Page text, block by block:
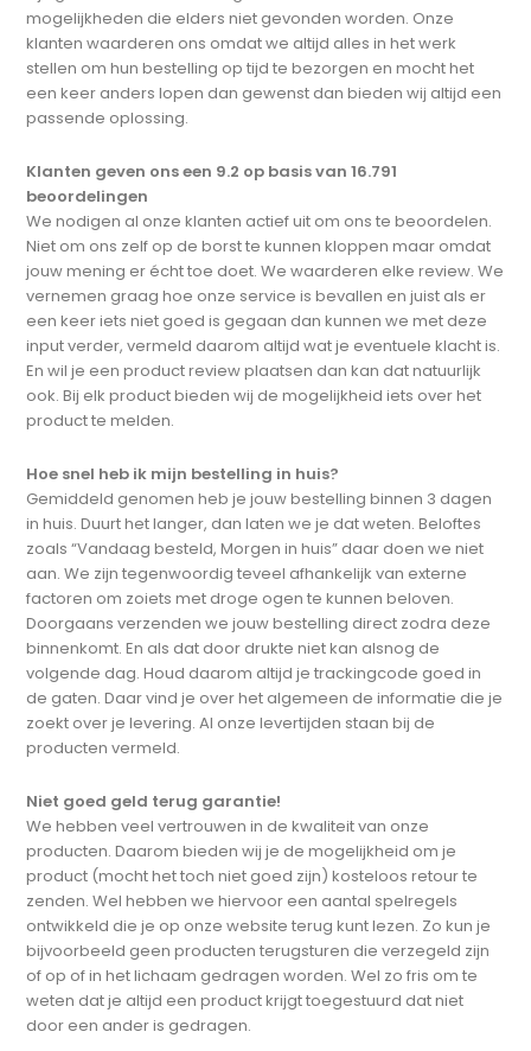
mogelijkheden die elders niet gevonden worden. Onze
klanten waarderen ons omdat we altijd alles in het werk
stellen om hun bestelling op tijd te bezorgen en mocht het
een keer anders lopen dan gewenst dan bieden wij altijd een
passende oplossing.
Klanten geven ons een 9.2 op basis van 16.791
beoordelingen
We nodigen al onze klanten actief uit om ons te beoordelen.
Niet om ons zelf op de borst te kunnen kloppen maar omdat
jouw mening er écht toe doet. We waarderen elke review. We
vernemen graag hoe onze service is bevallen en juist als er
een keer iets niet goed is gegaan dan kunnen we met deze
input verder, vermeld daarom altijd wat je eventuele klacht is.
En wil je een product review plaatsen dan kan dat natuurlijk
ook. Bij elk product bieden wij de mogelijkheid iets over het
product te melden.
Hoe snel heb ik mijn bestelling in huis?
Gemiddeld genomen heb je jouw bestelling binnen 3 dagen
in huis. Duurt het langer, dan laten we je dat weten. Beloftes
zoals “Vandaag besteld, Morgen in huis” daar doen we niet
aan. We zijn tegenwoordig teveel afhankelijk van externe
factoren om zoiets met droge ogen te kunnen beloven.
Doorgaans verzenden we jouw bestelling direct zodra deze
binnenkomt. En als dat door drukte niet kan alsnog de
volgende dag. Houd daarom altijd je trackingcode goed in
de gaten. Daar vind je over het algemeen de informatie die je
zoekt over je levering. Al onze levertijden staan bij de
producten vermeld.
Niet goed geld terug garantie!
We hebben veel vertrouwen in de kwaliteit van onze
producten. Daarom bieden wij je de mogelijkheid om je
product (mocht het toch niet goed zijn) kosteloos retour te
zenden. Wel hebben we hiervoor een aantal spelregels
ontwikkeld die je op onze website terug kunt lezen. Zo kun je
bijvoorbeeld geen producten terugsturen die verzegeld zijn
of op of in het lichaam gedragen worden. Wel zo fris om te
weten dat je altijd een product krijgt toegestuurd dat niet
door een ander is gedragen.